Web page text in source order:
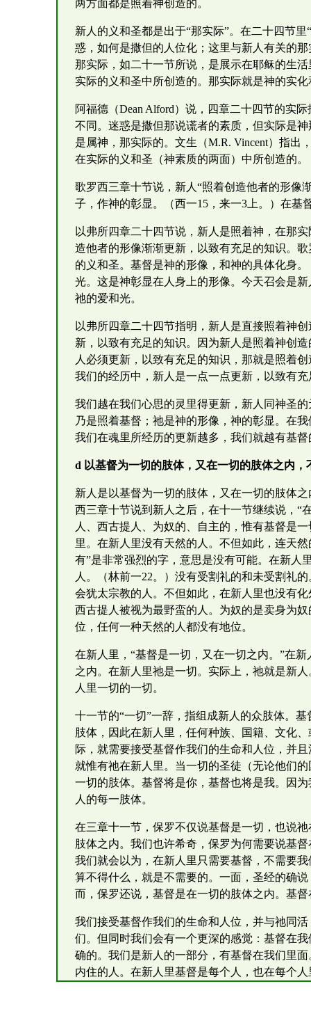
两方面都是照着神创造的。
新人的义和圣都是出于“那实际”。在二十四节
惑，如何是撒但的人位化；这里与新人有关的
那实际，如二十一节所说，是展示在耶稣的生
实际的义和圣中所创造的。那实际就是神的实化
阿福德（Dean Alford）说，四章二十四节的实
不同。迷惑是撒但那说谎者的素质，但实际是
是属神，那实际的。文生（M.R. Vincent）指
在实际的义和圣（神素质的两面）中所创造的。
歌罗西三章十节说，新人“照着创造他者的形像
子，作神的彰显。（西一15，来一3上。）在基
以弗所四章二十四节说，新人是照着神，在那
造他者的形像渐渐更新，以致有充足的知识。
的义和圣。基督是神的形像，和神的具体化身
光。这是神彰显在人身上的形像。今天召会是
祂的爱和光。
以弗所四章二十四节指明，新人是直接照着神
新，以致有充足的知识。因为新人是照着神创
人必须更新，以致有充足的知识，那就是照着
我们的经历中，新人是一点一点更新，以致有
我们越在我们心思的灵里得更新，新人同神圣
乃是照着基督；祂是神的形像，神的彰显。在
我们在魂里所经历的更新越多，我们就越有基督
d 以基督为一切的肢体，又在一切的肢体之内
新人是以基督为一切的肢体，又在一切的肢体
西三章十节说到新人之后，在十一节继续说，“
人、西古提人、为奴的、自主的，惟有基督是
里。在新人里没有天然的人。不但如此，连天
有”是非常强烈的字，意思是没有可能。在新人
人。（林前一22。）没有受割礼的和未受割礼
会犹太宗教的人。不但如此，在新人里也没有
西古提人被视为最野蛮的人。为奴的是卖身为
位，任何一种天然的人都没有地位。
在新人里，“基督是一切，又在一切之内。”在
之内。在新人里祂是一切。实际上，祂就是新
人里一切的一切。
十一节的“一切”一辞，指组成新人的众肢体。
肢体，因此在新人里，任何种族、国籍、文化
际，就需要接受基督作我们的生命和人位，并
就惟有祂在新人里。当一切的圣徒（无论他们
一切的肢体。基督将是你，基督也将是我。因
人的每一肢体。
在三章十一节，保罗不仅说基督是一切，也说
肢体之内。我们也许希奇，保罗为何需要说基
我们就会以为，在新人里只需要基督，不需要
算不得什么，就是不需要的。一面，圣经的确
而，保罗还说，基督是在一切的肢体之内。基
我们接受基督作我们的生命和人位，并与祂同
们。但同时我们会有一个更深的感觉：基督在
确的。我们是新人的一部分，有基督在我们里
内住的人。在新人里基督是每个人，也在每个人